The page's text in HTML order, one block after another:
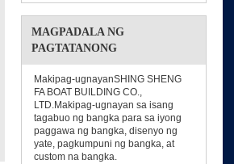
MAGPADALA NG
PAGTATANONG
Makipag-ugnayanSHING SHENG
FA BOAT BUILDING CO.,
LTD.Makipag-ugnayan sa isang
tagabuo ng bangka para sa iyong
paggawa ng bangka, disenyo ng
yate, pagkumpuni ng bangka, at
custom na bangka.